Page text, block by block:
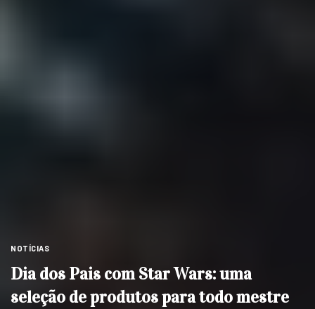
NOTÍCIAS
Dia dos Pais com Star Wars: uma
seleção de produtos para todo mestre